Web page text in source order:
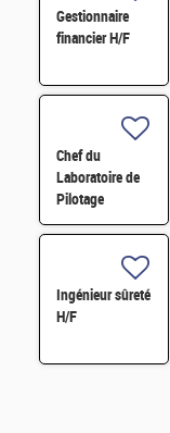
Gestionnaire
financier H/F
Chef du
Laboratoire de
Pilotage
Intelligent des
(LIRE) H/F
Ingénieur sûreté
H/F